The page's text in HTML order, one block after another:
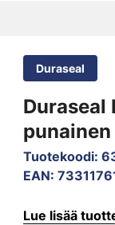
Duraseal
Duraseal
punainen
Tuotekoodi:
EAN:
Lue lisää